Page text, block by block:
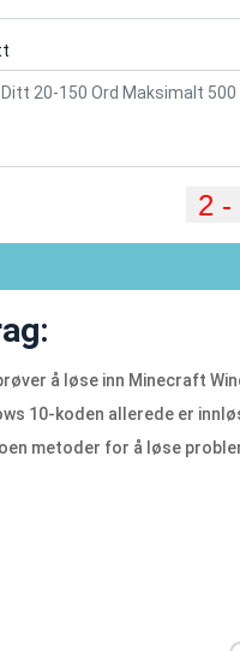
å løse inn Minecraft
10-koden allerede er
metoder for å løse